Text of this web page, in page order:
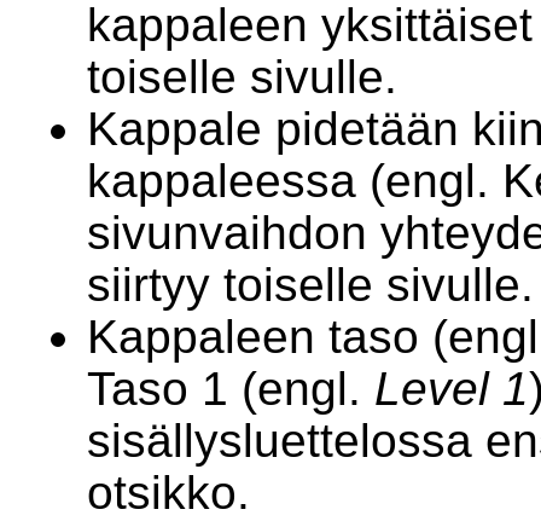
kappaleen
toiselle sivulle.
Kappale pidetään
kappaleessa (engl.
sivunvaihdon
siirtyy toiselle sivulle.
Kappaleen taso
Taso 1 (engl. Level 1
sisällysluettelossa
otsikko.